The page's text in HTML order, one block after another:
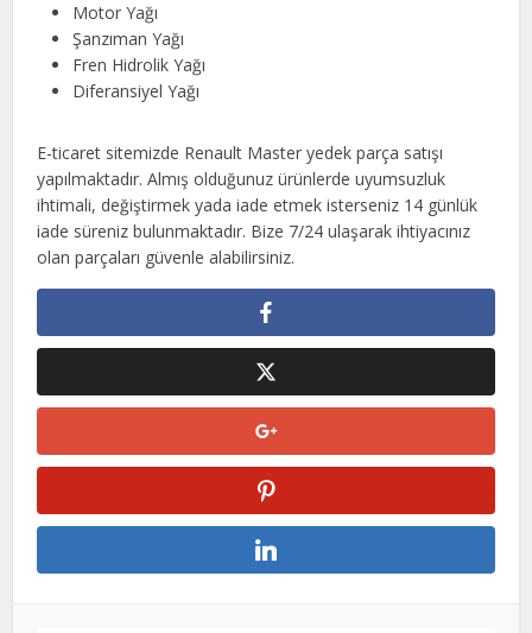
Motor Yağı
Şanzıman Yağı
Fren Hidrolik Yağı
Diferansiyel Yağı
E-ticaret sitemizde Renault Master yedek parça satışı
yapılmaktadır. Almış olduğunuz ürünlerde uyumsuzluk
ihtimali, değiştirmek yada iade etmek isterseniz 14 günlük
iade süreniz bulunmaktadır. Bize 7/24 ulaşarak ihtiyacınız
olan parçaları güvenle alabilirsiniz.